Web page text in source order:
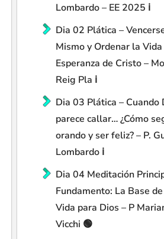
Lombardo – EE 2025 ℹ️
Dia 02 Plática –
Mismo y Ordenar la
Esperanza de Cristo –
Reig Pla ℹ️
Dia 03 Plática – Cuando
parece callar… ¿Cómo
orando y ser feliz? – P.
Lombardo ℹ️
Dia 04 Meditación
Fundamento: La Base
Vida para Dios – P
Vicchi 🟢